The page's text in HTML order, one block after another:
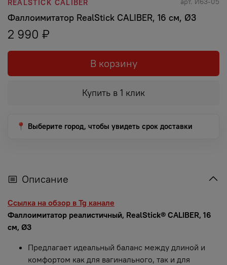
REALSTICK CALIBER
Фаллоимитатор RealStick CALIBER, 16 см, Ø3
2 990 ₽
В корзину
Купить в 1 клик
📍 Выберите город, чтобы увидеть срок доставки
Описание
Ссылка на обзор в Tg канале
Фаллоимитатор реалистичный, RealStick® CALIBER, 16
см, Ø3
Предлагает идеальный баланс между длиной и
комфортом как для вагинального, так и для